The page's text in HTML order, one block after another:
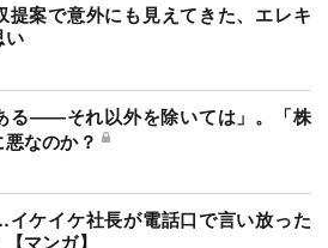
提案で意外にも見えてきた、エレキ
い
る――それ以外を除いては」。「株
なのか？
ケイケ社長が電話口で言い放った
マンガ】